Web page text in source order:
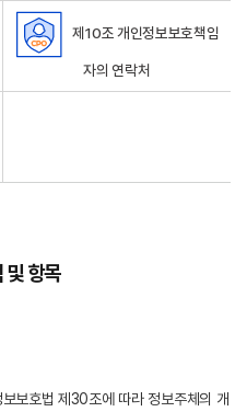
제10조 개인정보보호책임
자의 연락처
및 항목
보호법 제30조에 따라 정보주체의 개